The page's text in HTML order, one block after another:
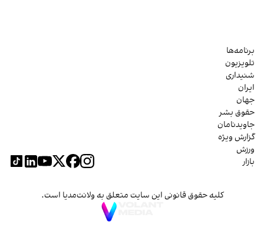
برنامه‌ها
تلویزیون
شنیداری
ایران
جهان
حقوق بشر
جاویدنامان
گزارش ویژه
ورزش
بازار
کلیه حقوق قانونی این سایت متعلق به ولانت‌مدیا است.